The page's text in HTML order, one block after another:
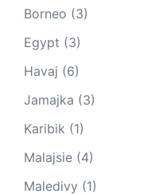
Borneo (3)
Egypt (3)
Havaj (6)
Jamajka (3)
Karibik (1)
Malajsie (4)
Maledivy (1)